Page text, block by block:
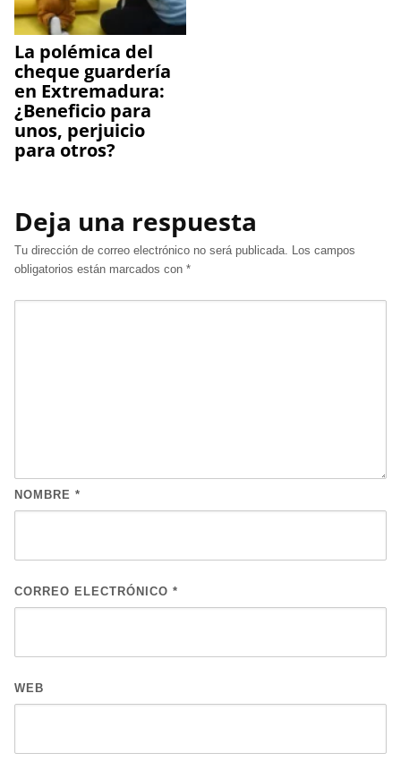
La polémica del
cheque guardería
en Extremadura:
¿Beneficio para
unos, perjuicio
para otros?
Deja una respuesta
Tu dirección de correo electrónico no será publicada. Los campos
obligatorios están marcados con *
NOMBRE *
CORREO ELECTRÓNICO *
WEB